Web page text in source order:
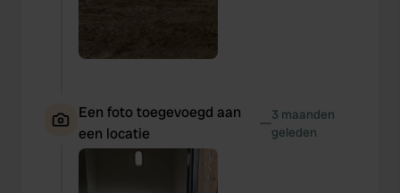
Een foto toegevoegd aan
een locatie
—3 maanden
geleden